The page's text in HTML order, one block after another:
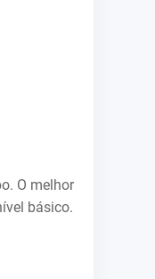
O melhor
básico.